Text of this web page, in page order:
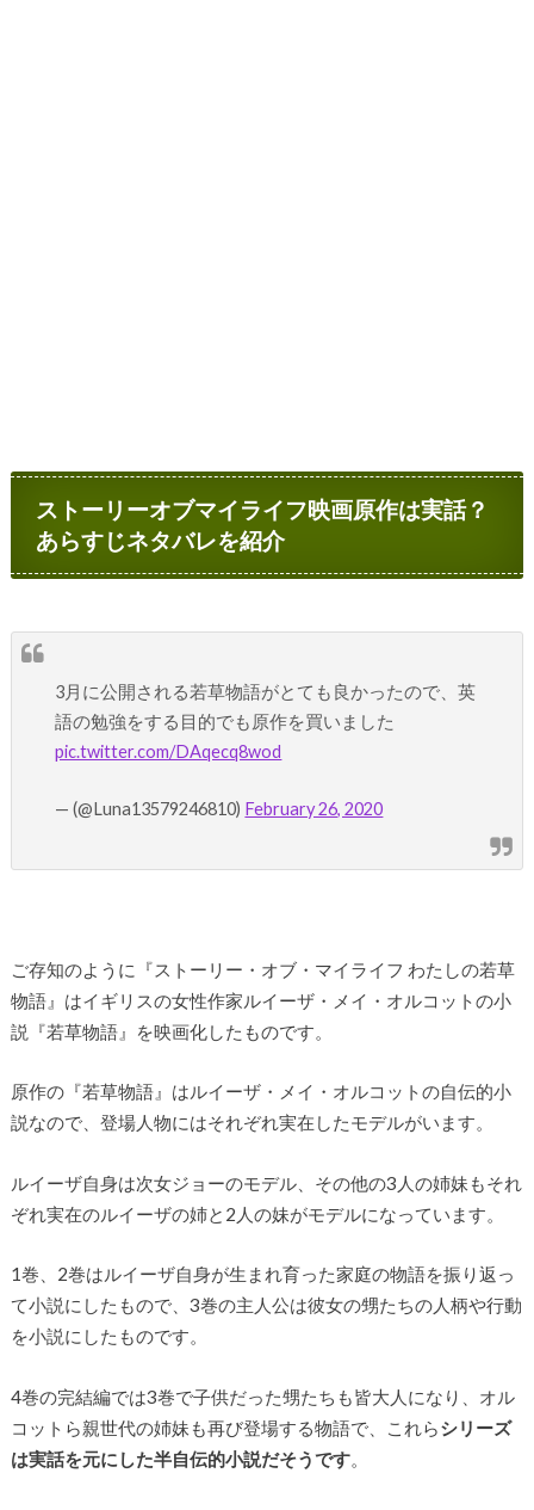
ストーリーオブマイライフ映画原作は実話？
あらすじネタバレを紹介
3月に公開される若草物語がとても良かったので、英
語の勉強をする目的でも原作を買いました
pic.twitter.com/DAqecq8wod
— (@Luna13579246810) February 26, 2020
ご存知のように『ストーリー・オブ・マイライフ わたしの若草
物語』はイギリスの女性作家ルイーザ・メイ・オルコットの小
説『若草物語』を映画化したものです。
原作の『若草物語』はルイーザ・メイ・オルコットの自伝的小
説なので、登場人物にはそれぞれ実在したモデルがいます。
ルイーザ自身は次女ジョーのモデル、その他の3人の姉妹もそれ
ぞれ実在のルイーザの姉と2人の妹がモデルになっています。
1巻、2巻はルイーザ自身が生まれ育った家庭の物語を振り返っ
て小説にしたもので、3巻の主人公は彼女の甥たちの人柄や行動
を小説にしたものです。
4巻の完結編では3巻で子供だった甥たちも皆大人になり、オル
コットら親世代の姉妹も再び登場する物語で、これらシリーズ
は実話を元にした半自伝的小説だそうです。